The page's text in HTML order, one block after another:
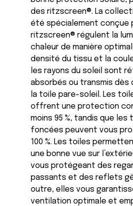
des ritzscreen®. La
été spécialement conçue
ritzscreen® régulent la
chaleur de manière
densité du tissu et la
les rayons du soleil sont
absorbés ou transmis dès
la toile pare-soleil. Les
offrent une protection
moins 95 %, tandis que les
foncées peuvent vous
100 %. Les toiles
une bonne vue sur
vous protégeant des
passants et des reflets
outre, elles vous
ventilation optimale et